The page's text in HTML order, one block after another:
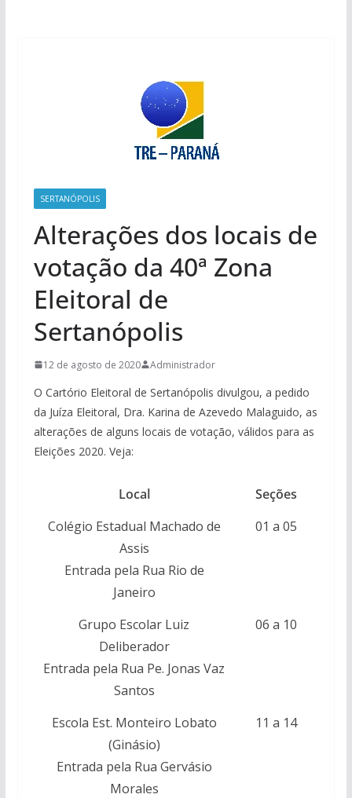
SERTANÓPOLIS
Alterações dos locais de
votação da 40ª Zona
Eleitoral de
Sertanópolis
12 de agosto de 2020 Administrador
O Cartório Eleitoral de Sertanópolis divulgou, a pedido
da Juíza Eleitoral, Dra. Karina de Azevedo Malaguido, as
alterações de alguns locais de votação, válidos para as
Eleições 2020. Veja:
Local
Seções
Colégio Estadual Machado de
Assis
Entrada pela Rua Rio de
Janeiro
01 a 05
Grupo Escolar Luiz
Deliberador
Entrada pela Rua Pe. Jonas Vaz
Santos
06 a 10
Escola Est. Monteiro Lobato
(Ginásio)
Entrada pela Rua Gervásio
Morales
11 a 14